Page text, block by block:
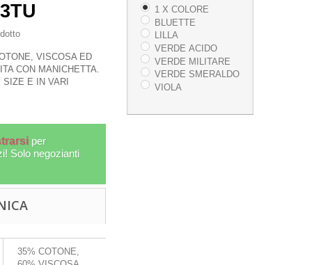
RUOTA DELLA PREGHIERA
OG-PRE13
VISCOSA ED
CON MANICHETTA.
E IN VARI
per
Solo negozianti
35% COTONE,
1 X COLORE
BLUETTE
LILLA
VERDE ACIDO
VERDE MILITARE
VERDE SMERALDO
VIOLA